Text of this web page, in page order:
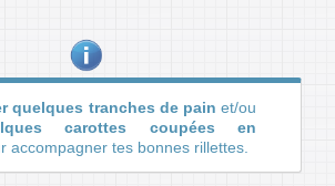
quelques tranches de pain et/ou
carottes coupées en
accompagner tes bonnes rillettes.